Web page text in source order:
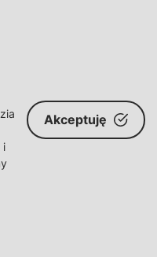
Marek Jakubiak
to piwo robią
poglądami”
i
Akceptuję